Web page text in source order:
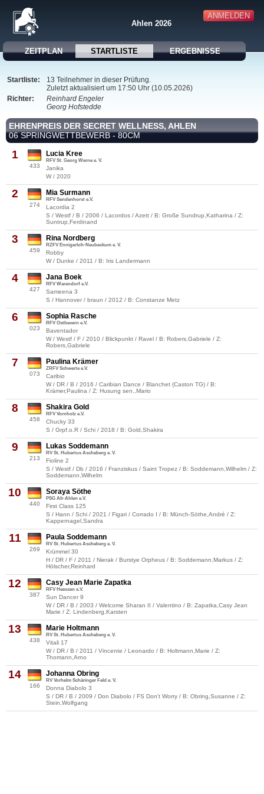
ANMELDEN
Ahlen 2026
ZEITPLAN STARTLISTE ERGEBNISSE
Startliste:
13 Teilnehmer in dieser Prüfung.
Zuletzt aktualisiert um 17:50 Uhr (10.05.2026)
Richter:
Reinhard Engeler
Georg Hofstedde
EHRENPREIS DER SECRET WELLNESS, AHLEN
06 SPRINGWETTBEWERB - 80CM
1
433
Lucia Kree
RFV St. Georg Werne e. V.
Janika
W / 2020
2
274
Mia Surmann
RFV Sendenhorst e.V.
Lacordia 2
S / Westf / B / 2006 / Lacordos / Azett / B: Große Sundrup,Katharina / Z:
Suntrup,Ferdinand
3
459
Rina Nordberg
RZFV Ennigerloh-Neubeckum e. V.
Robby
W / Dunke / 2011 / B: Iris Landermann
4
427
Jana Boek
RFV Warendorf e.V.
Sameena 3
S / Hannover / braun / 2012 / B: Constanze Metz
6
023
Sophia Rasche
RFV Ostbevern e.V.
Baventador
W / Westf / F / 2010 / Blickpunkt / Ravel / B: Robers,Gabriele / Z:
Robers,Gabriele
7
073
Paulina Krämer
ZRFV Schwerte e.V.
Caribio
W / DR / B / 2016 / Caribian Dance / Blanchet (Caston TG) / B:
Krämer,Paulina / Z: Husung sen.,Mario
8
458
Shakira Gold
RFV Vornholz e.V.
Chucky 33
S / Grpf.o.R / Schi / 2018 / B: Gold,Shakira
9
213
Lukas Soddemann
RV St. Hubertus Ascheberg e. V.
Fioline 2
S / Westf / Db / 2016 / Franziskus / Saint Tropez / B: Soddemann,Wilhelm / Z:
Soddemann,Wilhelm
10
440
Soraya Söthe
PSG Alt-Ahlen e.V.
First Class 125
S / Hann / Schi / 2021 / Figari / Corrado I / B: Münch-Söthe,André / Z:
Kappernagel,Sandra
11
269
Paula Soddemann
RV St. Hubertus Ascheberg e. V.
Krümmel 30
H / DR / F / 2011 / Nierak / Burstye Orpheus / B: Soddemann,Markus / Z:
Hölscher,Reinhard
12
387
Casy Jean Marie Zapatka
RFV Heessen e.V.
Sun Dancer 9
W / DR / B / 2003 / Welcome Sharan II / Valentino / B: Zapatka,Casy Jean
Marie / Z: Lindenberg,Karsten
13
438
Marie Holtmann
RV St. Hubertus Ascheberg e. V.
Vitali 17
W / DR / B / 2011 / Vincente / Leonardo / B: Holtmann,Marie / Z:
Thomann,Arno
14
166
Johanna Obring
RV Vorhelm Schäringer Feld e. V.
Donna Diabolo 3
S / DR / B / 2009 / Don Diabolo / FS Don't Worry / B: Obring,Susanne / Z:
Stein,Wolfgang